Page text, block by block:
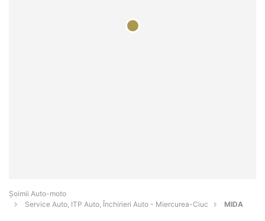
Șoimii Auto-moto
Service Auto, ITP Auto, Închirieri Auto - Miercurea-Ciuc
MIDA